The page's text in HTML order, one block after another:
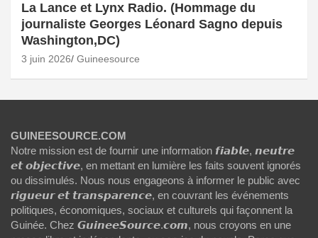
La Lance et Lynx Radio. (Hommage du
journaliste Georges Léonard Sagno depuis
Washington,DC)
3 juin 2026 Guineesource
GUINEESOURCE.COM
Notre mission est de fournir une information 𝙛𝙞𝙖𝙗𝙡𝙚, 𝙣𝙚𝙪𝙩𝙧𝙚
𝙚𝙩 𝙤𝙗𝙟𝙚𝙘𝙩𝙞𝙫𝙚, en mettant en lumière les faits souvent ignorés
ou dissimulés. Nous nous engageons à informer le public avec
𝙧𝙞𝙜𝙪𝙚𝙪𝙧 𝙚𝙩 𝙩𝙧𝙖𝙣𝙨𝙥𝙖𝙧𝙚𝙣𝙘𝙚, en couvrant les événements
politiques, économiques, sociaux et culturels qui façonnent la
Guinée. Chez 𝙂𝙪𝙞𝙣𝙚𝙚𝙎𝙤𝙪𝙧𝙘𝙚.𝙘𝙤𝙢, nous croyons en une